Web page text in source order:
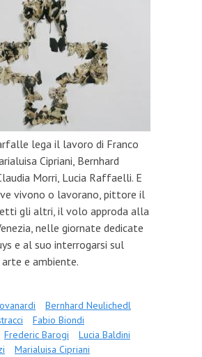
lega il lavoro di Franco
Cipriani, Bernhard
Morri, Lucia Raffaelli. E
vivono o lavorano, pittore il
gli altri, il volo approda alla
nelle giornate dedicate
e al suo interrogarsi sul
e ambiente.
Bernhard Neulichedl
Fabio Biondi
Frederic Barogi
Lucia Baldini
Marialuisa Cipriani